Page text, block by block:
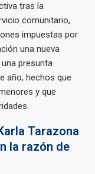
tras la
comunitario,
impuestas por
una nueva
presunta
año, hechos que
y que
Tarazona
la razón de